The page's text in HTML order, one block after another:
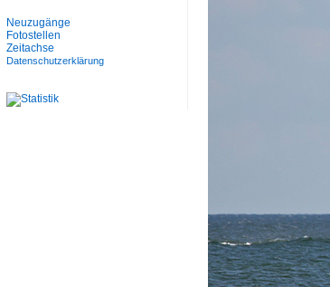
Neuzugänge
Fotostellen
Zeitachse
Datenschutzerklärung